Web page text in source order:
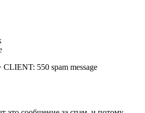
CLIENT: 550 spam message